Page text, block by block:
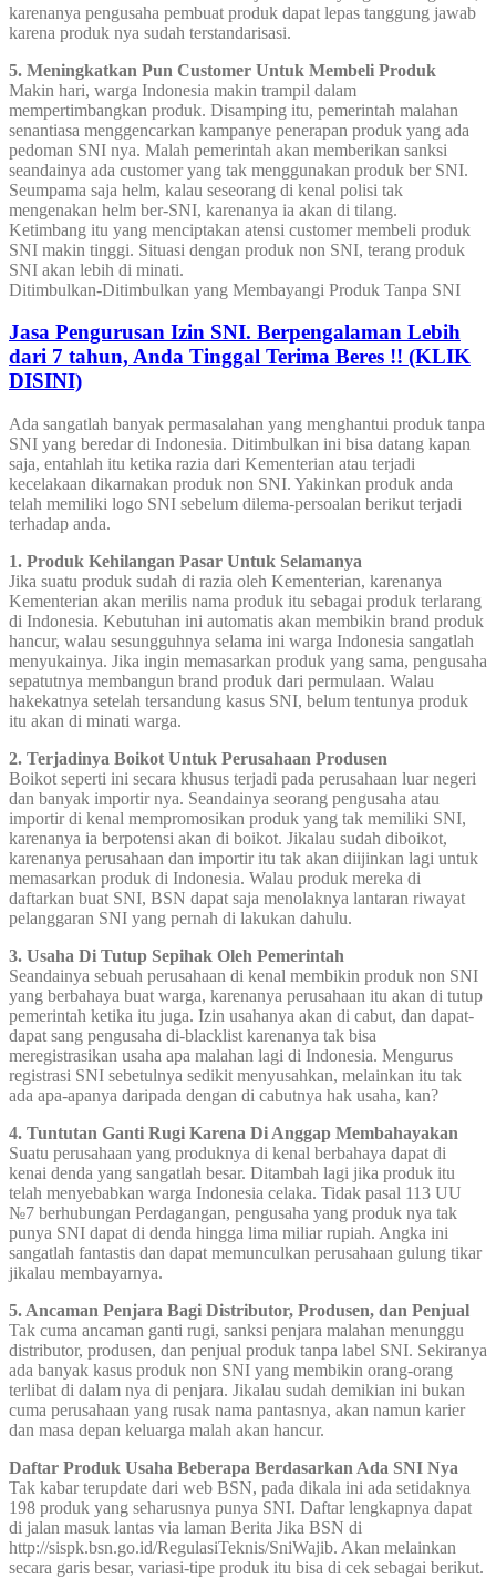
karenanya pengusaha pembuat produk dapat lepas tanggung jawab
karena produk nya sudah terstandarisasi.
5. Meningkatkan Pun Customer Untuk Membeli Produk
Makin hari, warga Indonesia makin trampil dalam
mempertimbangkan produk. Disamping itu, pemerintah malahan
senantiasa menggencarkan kampanye penerapan produk yang ada
pedoman SNI nya. Malah pemerintah akan memberikan sanksi
seandainya ada customer yang tak menggunakan produk ber SNI.
Seumpama saja helm, kalau seseorang di kenal polisi tak
mengenakan helm ber-SNI, karenanya ia akan di tilang.
Ketimbang itu yang menciptakan atensi customer membeli produk
SNI makin tinggi. Situasi dengan produk non SNI, terang produk
SNI akan lebih di minati.
Ditimbulkan-Ditimbulkan yang Membayangi Produk Tanpa SNI
Jasa Pengurusan Izin SNI. Berpengalaman Lebih
dari 7 tahun, Anda Tinggal Terima Beres !! (KLIK
DISINI)
Ada sangatlah banyak permasalahan yang menghantui produk tanpa
SNI yang beredar di Indonesia. Ditimbulkan ini bisa datang kapan
saja, entahlah itu ketika razia dari Kementerian atau terjadi
kecelakaan dikarnakan produk non SNI. Yakinkan produk anda
telah memiliki logo SNI sebelum dilema-persoalan berikut terjadi
terhadap anda.
1. Produk Kehilangan Pasar Untuk Selamanya
Jika suatu produk sudah di razia oleh Kementerian, karenanya
Kementerian akan merilis nama produk itu sebagai produk terlarang
di Indonesia. Kebutuhan ini automatis akan membikin brand produk
hancur, walau sesungguhnya selama ini warga Indonesia sangatlah
menyukainya. Jika ingin memasarkan produk yang sama, pengusaha
sepatutnya membangun brand produk dari permulaan. Walau
hakekatnya setelah tersandung kasus SNI, belum tentunya produk
itu akan di minati warga.
2. Terjadinya Boikot Untuk Perusahaan Produsen
Boikot seperti ini secara khusus terjadi pada perusahaan luar negeri
dan banyak importir nya. Seandainya seorang pengusaha atau
importir di kenal mempromosikan produk yang tak memiliki SNI,
karenanya ia berpotensi akan di boikot. Jikalau sudah diboikot,
karenanya perusahaan dan importir itu tak akan diijinkan lagi untuk
memasarkan produk di Indonesia. Walau produk mereka di
daftarkan buat SNI, BSN dapat saja menolaknya lantaran riwayat
pelanggaran SNI yang pernah di lakukan dahulu.
3. Usaha Di Tutup Sepihak Oleh Pemerintah
Seandainya sebuah perusahaan di kenal membikin produk non SNI
yang berbahaya buat warga, karenanya perusahaan itu akan di tutup
pemerintah ketika itu juga. Izin usahanya akan di cabut, dan dapat-
dapat sang pengusaha di-blacklist karenanya tak bisa
meregistrasikan usaha apa malahan lagi di Indonesia. Mengurus
registrasi SNI sebetulnya sedikit menyusahkan, melainkan itu tak
ada apa-apanya daripada dengan di cabutnya hak usaha, kan?
4. Tuntutan Ganti Rugi Karena Di Anggap Membahayakan
Suatu perusahaan yang produknya di kenal berbahaya dapat di
kenai denda yang sangatlah besar. Ditambah lagi jika produk itu
telah menyebabkan warga Indonesia celaka. Tidak pasal 113 UU
№7 berhubungan Perdagangan, pengusaha yang produk nya tak
punya SNI dapat di denda hingga lima miliar rupiah. Angka ini
sangatlah fantastis dan dapat memunculkan perusahaan gulung tikar
jikalau membayarnya.
5. Ancaman Penjara Bagi Distributor, Produsen, dan Penjual
Tak cuma ancaman ganti rugi, sanksi penjara malahan menunggu
distributor, produsen, dan penjual produk tanpa label SNI. Sekiranya
ada banyak kasus produk non SNI yang membikin orang-orang
terlibat di dalam nya di penjara. Jikalau sudah demikian ini bukan
cuma perusahaan yang rusak nama pantasnya, akan namun karier
dan masa depan keluarga malah akan hancur.
Daftar Produk Usaha Beberapa Berdasarkan Ada SNI Nya
Tak kabar terupdate dari web BSN, pada dikala ini ada setidaknya
198 produk yang seharusnya punya SNI. Daftar lengkapnya dapat
di jalan masuk lantas via laman Berita Jika BSN di
http://sispk.bsn.go.id/RegulasiTeknis/SniWajib. Akan melainkan
secara garis besar, variasi-tipe produk itu bisa di cek sebagai berikut.